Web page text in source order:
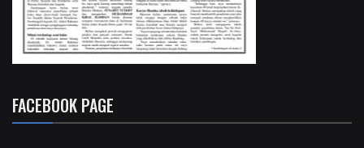
FACEBOOK PAGE